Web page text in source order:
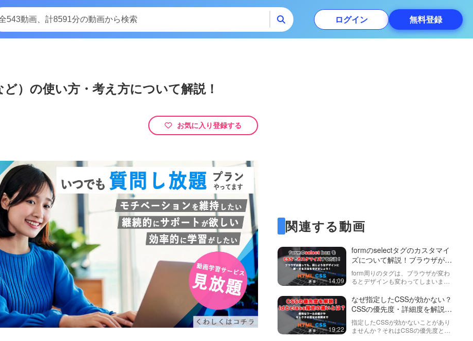
ログイン 無料登録
Video
にメモを残しておきたいと思ったことはありませんか？コメントアウト機能を使えば
ます。さらにVSCodeではコメントアウトのシ…
）の使い方・考え方について解説！
お気に入り登録する
関連する動画
14:09
formのselectタグのカスタマイ
ズについて解説！ブラウザが違
っても、CSSでカスタマイズし
たスタイルを適用する！
form周りのタグは、ブラウザが変わ
るとデザインも変わってしまいます
しています。また、selectボックス
内の矢印の変更方法も紹介していま
す。動画内で説明してい…
19:22
なぜ指定したCSSが効かない？
CSSの優先度・詳細度を解説。
importantの意味まで
指定したCSSが効かないことがあり
ませんか？それはCSSの優先度とい